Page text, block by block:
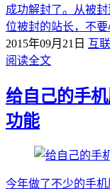
成功解封了。从被
位被封的站长，不
2015年09月21日 互
阅读全文
给自己的手
功能
今年做了不少的手